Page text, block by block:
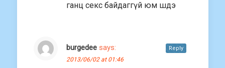
ганц секс байдаггүй юм шдэ
burgedee says:
2013/06/02 at 01:46
Reply